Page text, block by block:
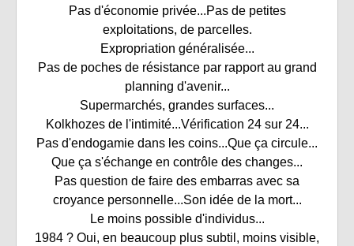
Pas d'économie privée...Pas de petites
exploitations, de parcelles.
Expropriation généralisée...
Pas de poches de résistance par rapport au grand
planning d'avenir...
Supermarchés, grandes surfaces...
Kolkhozes de l'intimité...Vérification 24 sur 24...
Pas d'endogamie dans les coins...Que ça circule...
Que ça s'échange en contrôle des changes...
Pas question de faire des embarras avec sa
croyance personnelle...Son idée de la mort...
Le moins possible d'individus...
1984 ? Oui, en beaucoup plus subtil, moins visible,